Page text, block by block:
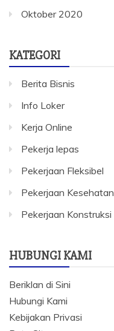
Oktober 2020
KATEGORI
Berita Bisnis
Info Loker
Kerja Online
Pekerja lepas
Pekerjaan Fleksibel
Pekerjaan Kesehatan
Pekerjaan Konstruksi
HUBUNGI KAMI
Beriklan di Sini
Hubungi Kami
Kebijakan Privasi